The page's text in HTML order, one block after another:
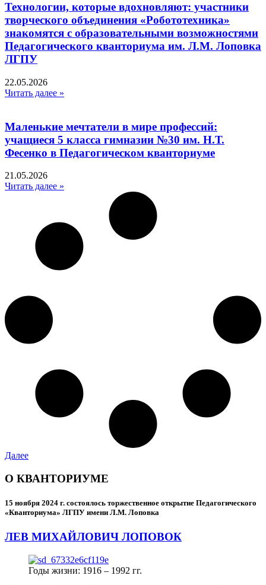
Технологии, которые вдохновляют: участники
творческого объединения «Робототехника»
знакомятся с образовательными возможностями
Педагогического кванториума им. Л.М. Лоповка
ЛГПУ
22.05.2026
Читать далее »
Маленькие мечтатели в мире профессий:
учащиеся 5 класса гимназии №30 им. Н.Т.
Фесенко в Педагогическом кванториуме
21.05.2026
Читать далее »
Далее
О КВАНТОРИУМЕ
15 ноября 2024 г. состоялось торжественное открытие Педагогического
«Кванториума» ЛГПУ имени Л.М. Лоповка
ЛЕВ МИХАЙЛОВИЧ ЛОПОВОК
Годы жизни: 1916 – 1992 гг.